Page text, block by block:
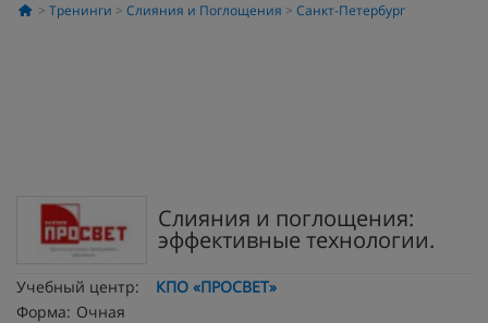
Тренинги Слияния и Поглощения Санкт-Петербург
Слияния и поглощения:
эффективные технологии.
Учебный центр:
КПО «ПРОСВЕТ»
Форма: Очная